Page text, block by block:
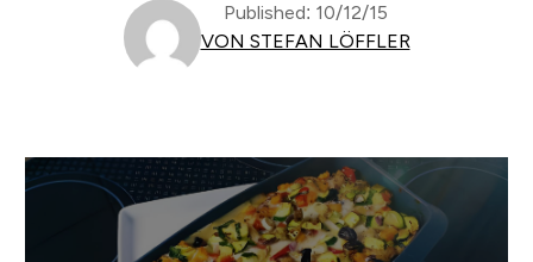
Published: 10/12/15
VON STEFAN LÖFFLER